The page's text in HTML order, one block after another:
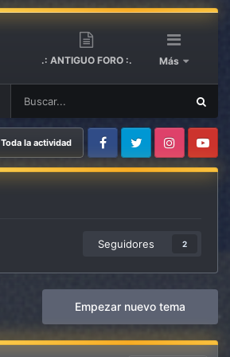
.: ANTIGUO FORO :. Más
Toda la actividad
FacebookTwitter InstagramYoutube
Seguidores 2
Empezar nuevo tema